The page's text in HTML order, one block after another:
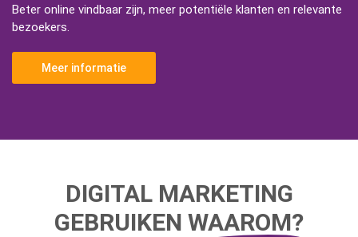
Beter online vindbaar zijn, meer potentiële klanten en relevante
bezoekers.
Meer informatie
DIGITAL MARKETING
GEBRUIKEN WAAROM?